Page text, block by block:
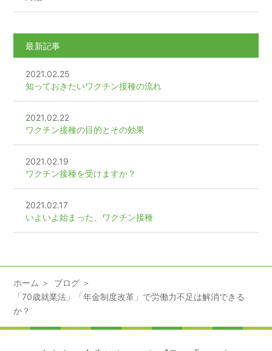
最新記事
2021.02.25
知っておきたいワクチン接種の流れ
2021.02.22
ワクチン接種の目的とその効果
2021.02.19
ワクチン接種を受けますか？
2021.02.17
いよいよ始まった、ワクチン接種
ホーム
ブログ
「70歳就業法」「年金制度改革」で労働力不足は解消できる
か？